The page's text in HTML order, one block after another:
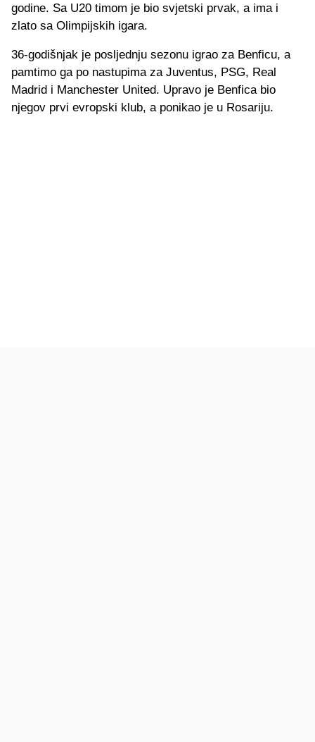
godine. Sa U20 timom je bio svjetski prvak, a ima i
zlato sa Olimpijskih igara.
36-godišnjak je posljednju sezonu igrao za Benficu, a
pamtimo ga po nastupima za Juventus, PSG, Real
Madrid i Manchester United. Upravo je Benfica bio
njegov prvi evropski klub, a ponikao je u Rosariju.